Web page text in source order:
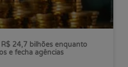
24,7 bilhões enquanto
e fecha agências